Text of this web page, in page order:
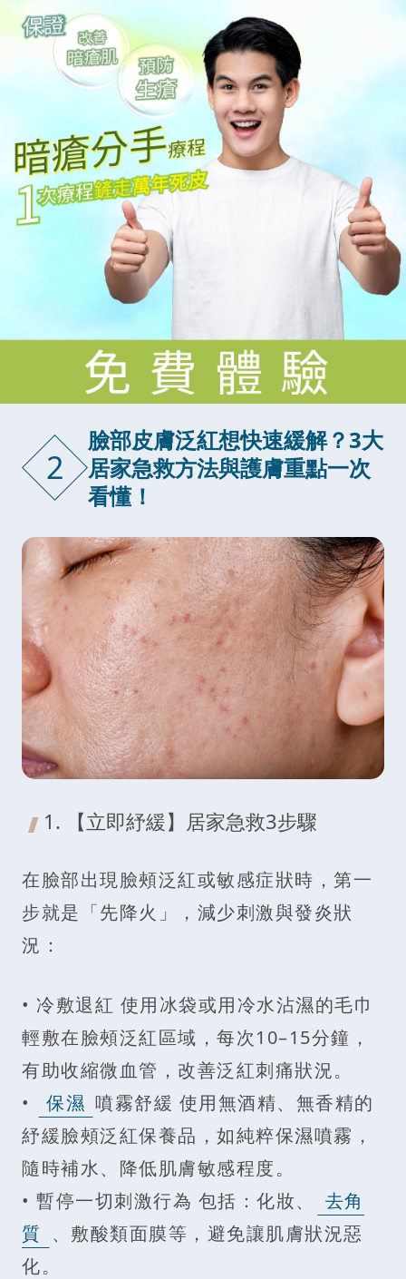
2
臉部皮膚泛紅想快速緩解？3大
居家急救方法與護膚重點一次
看懂！
1. 【立即紓緩】居家急救3步驟
在臉部出現臉頰泛紅或敏感症狀時，第一
步就是「先降火」，減少刺激與發炎狀
況：
• 冷敷退紅 使用冰袋或用冷水沾濕的毛巾
輕敷在臉頰泛紅區域，每次10–15分鐘，
有助收縮微血管，改善泛紅刺痛狀況。
•
保濕 噴霧舒緩 使用無酒精、無香精的
紓緩臉頰泛紅保養品，如純粹保濕噴霧，
隨時補水、降低肌膚敏感程度。
• 暫停一切刺激行為 包括：化妝、
去角
質 、敷酸類面膜等，避免讓肌膚狀況惡
化。